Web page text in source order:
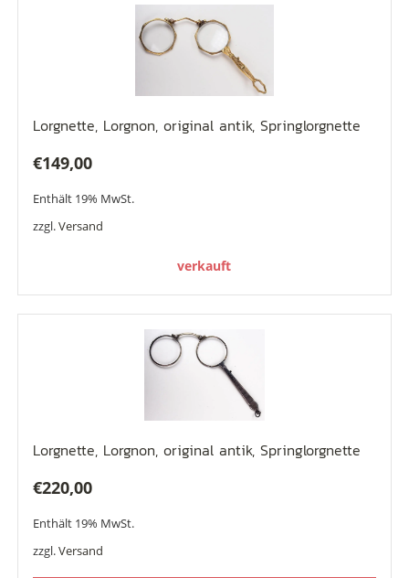
Lorgnette, Lorgnon, original antik, Springlorgnette
€149,00
Enthält 19% MwSt.
zzgl.Versand
verkauft
Lorgnette, Lorgnon, original antik, Springlorgnette
€220,00
Enthält 19% MwSt.
zzgl.Versand